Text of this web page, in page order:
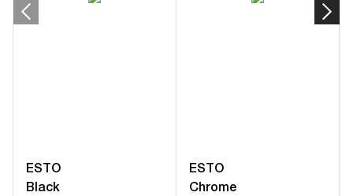
ESTO
Black
ESTO
Chrome